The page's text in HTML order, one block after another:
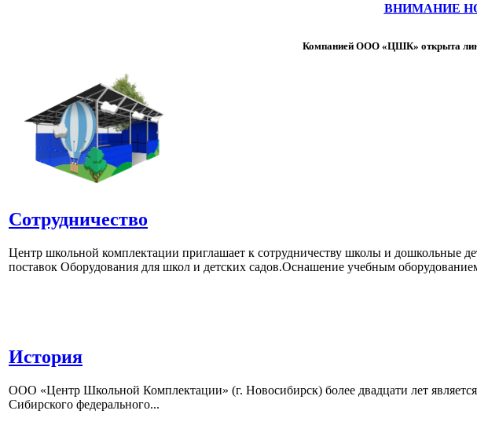
ВНИМАНИЕ
Компанией ООО «ЦШК» открыта
Сотрудничество
Центр школьной комплектации приглашает к сотрудничеству школы и дошкольные
поставок Оборудования для школ и детских садов.Оснашение учебным
История
ООО «Центр Школьной Комплектации» (г. Новосибирск) более двадцати лет
Сибирского федерального...